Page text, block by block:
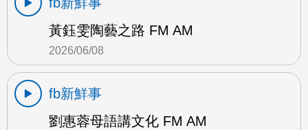
黃鈺雯陶藝之路 FM AM
2026/06/08
fb新鮮事
劉惠蓉母語講文化 FM AM